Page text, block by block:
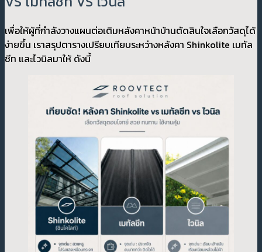
เพื่อให้ผู้ที่กำลังวางแผนต่อเติมหลังคาหน้าบ้านตัดสินใจเลือกวัสดุได้
ง่ายขึ้น เราสรุปตารางเปรียบเทียบระหว่างหลังคา Shinkolite เมทัล
ชีท และไวนิลมาให้ ดังนี้